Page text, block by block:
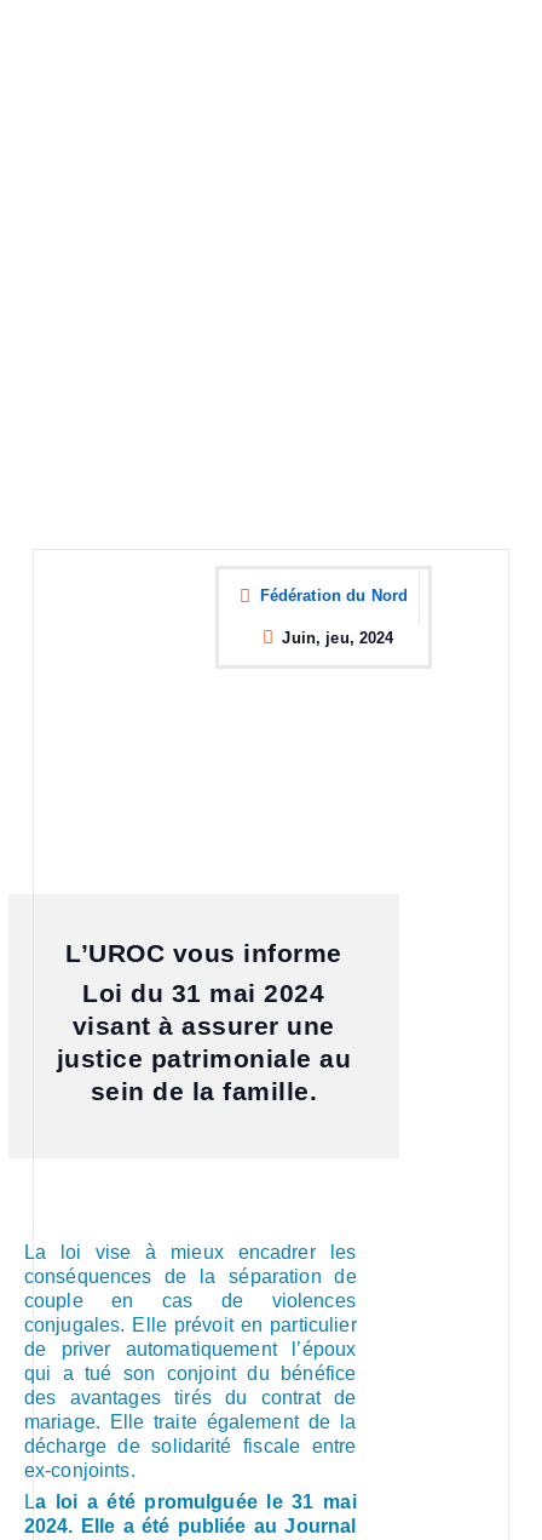
Fédération du Nord
Juin, jeu, 2024
L’UROC vous informe
Loi du 31 mai 2024
visant à assurer une
justice patrimoniale au
sein de la famille.
La loi vise à mieux encadrer les
conséquences de la séparation de
couple en cas de violences
conjugales. Elle prévoit en particulier
de priver automatiquement l’époux
qui a tué son conjoint du bénéfice
des avantages tirés du contrat de
mariage. Elle traite également de la
décharge de solidarité fiscale entre
ex-conjoints.
La loi a été promulguée le 31 mai
2024. Elle a été publiée au Journal